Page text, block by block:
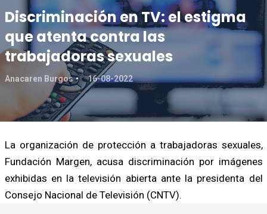
Discriminación en TV: el estigma
que atenta contra las
trabajadoras sexuales
Anacaren Burgos 16-08-2022
La organización de protección a trabajadoras sexuales,
Fundación Margen, acusa discriminación por imágenes
exhibidas en la televisión abierta ante la presidenta del
Consejo Nacional de Televisión (CNTV).